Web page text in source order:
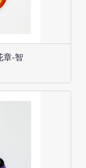
章-智